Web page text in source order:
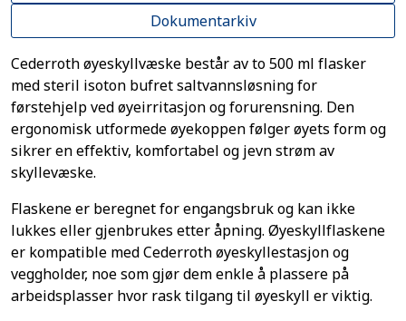
Dokumentarkiv
Cederroth øyeskyllvæske består av to 500 ml flasker
med steril isoton bufret saltvannsløsning for
førstehjelp ved øyeirritasjon og forurensning. Den
ergonomisk utformede øyekoppen følger øyets form og
sikrer en effektiv, komfortabel og jevn strøm av
skyllevæske.
Flaskene er beregnet for engangsbruk og kan ikke
lukkes eller gjenbrukes etter åpning. Øyeskyllflaskene
er kompatible med Cederroth øyeskyllestasjon og
veggholder, noe som gjør dem enkle å plassere på
arbeidsplasser hvor rask tilgang til øyeskyll er viktig.